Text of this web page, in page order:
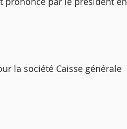
la société Caisse générale